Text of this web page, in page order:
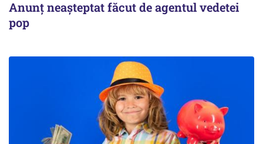
Anunț neașteptat făcut de agentul vedetei
pop